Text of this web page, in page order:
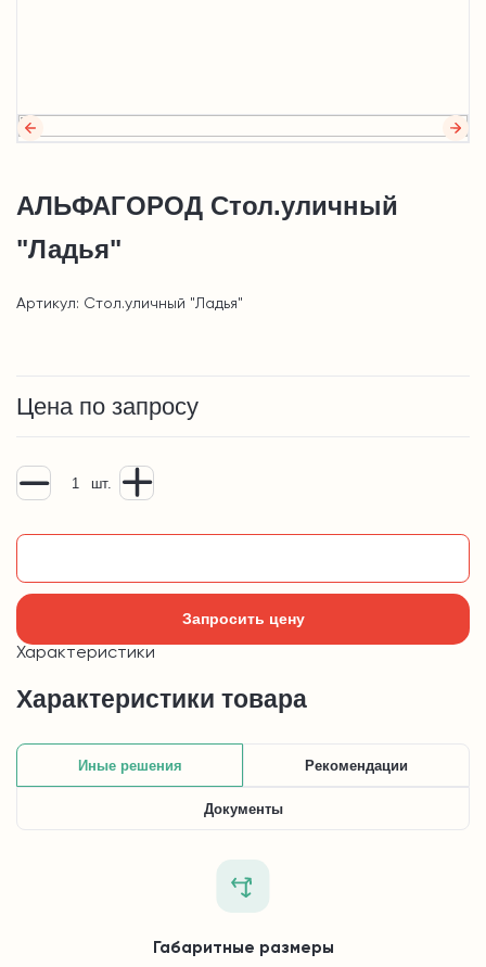
АЛЬФАГОРОД Стол.уличный
"Ладья"
Артикул: Стол.уличный "Ладья"
Цена по запросу
шт.
Запросить цену
Характеристики
Характеристики товара
Иные решения Рекомендации
Документы
Габаритные размеры